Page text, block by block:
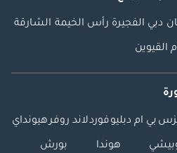
دبي الفجيرة رأس الخيمة الشارقة
القيوين
بي ام دبليوفوردلاند روفرهيونداي
هوندا بورش